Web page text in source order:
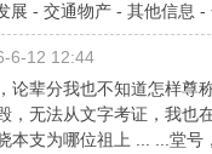
展 - 交通物产 - 其他信息 -
6-12 12:44
论辈分我也不知道怎样尊
，无法从文字考证，我也
本支为哪位祖上 ... ...堂